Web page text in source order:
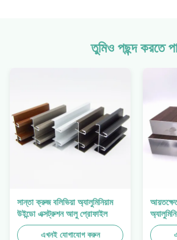
তুমিও পছন্দ করতে
সান্তা ক্রুজ বলিভিয়া অ্যালুমিনিয়াম
উইন্ডো এক্সট্রুশন আলু প্রোফাইল
এখনই যোগাযোগ করুন